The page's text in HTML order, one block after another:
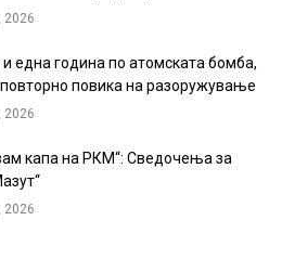
2026
една година по атомската бомба,
повика на разоружување
2026
капа на РКМ“: Сведочења за
2026